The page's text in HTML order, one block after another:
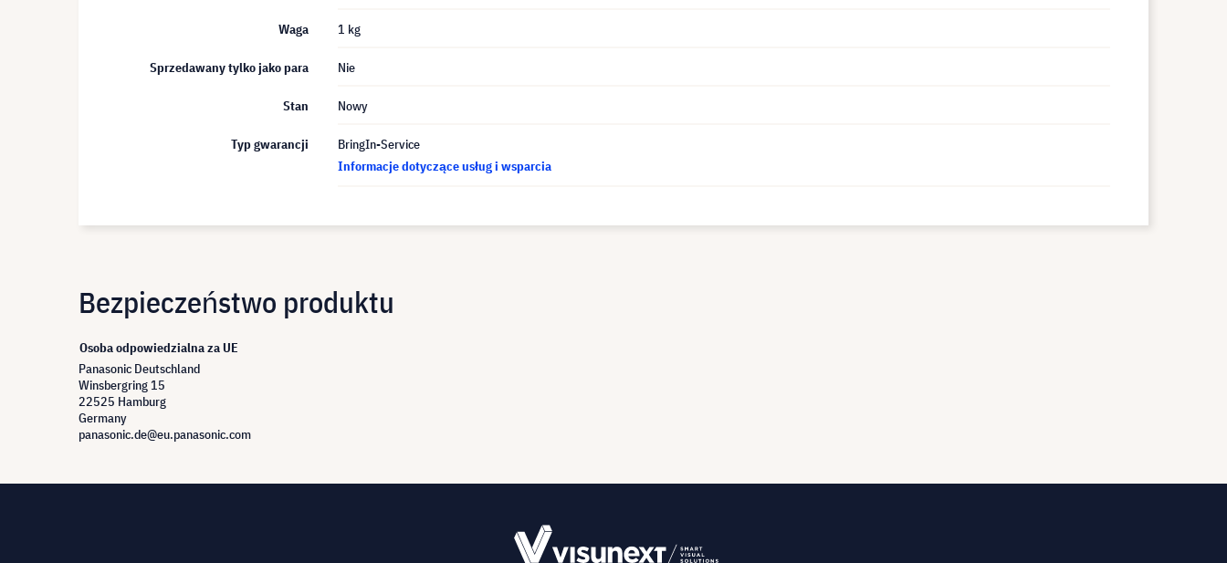
Waga 1 kg
Sprzedawany tylko jako para Nie
Stan Nowy
Typ gwarancji
BringIn-Service
Informacje dotyczące usług i wsparcia
Bezpieczeństwo produktu
Osoba odpowiedzialna za UE
Panasonic Deutschland
Winsbergring 15
22525 Hamburg
Germany
panasonic.de@eu.panasonic.com